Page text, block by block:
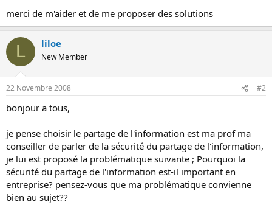
merci de m'aider et de me proposer des solutions
L liloe
New Member
22 Novembre 2008 #2
bonjour a tous,
je pense choisir le partage de l'information est ma prof ma
conseiller de parler de la sécurité du partage de l'information,
je lui est proposé la problématique suivante ; Pourquoi la
sécurité du partage de l'information est-il important en
entreprise? pensez-vous que ma problématique convienne
bien au sujet??